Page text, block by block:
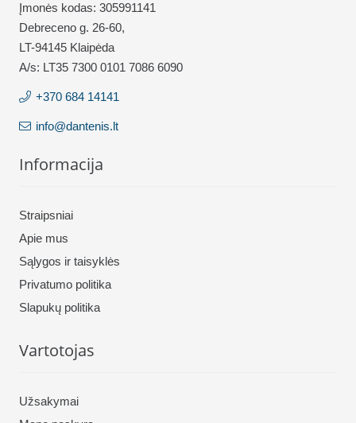
Įmonės kodas: 305991141
Debreceno g. 26-60,
LT-94145 Klaipėda
A/s: LT35 7300 0101 7086 6090
+370 684 14141
info@dantenis.lt
Informacija
Straipsniai
Apie mus
Sąlygos ir taisyklės
Privatumo politika
Slapukų politika
Vartotojas
Užsakymai